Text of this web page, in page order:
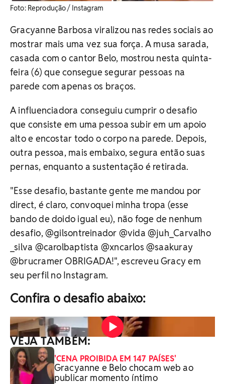
Foto: Reprodução / Instagram
Gracyanne Barbosa viralizou nas redes sociais ao
mostrar mais uma vez sua força. A musa sarada,
casada com o cantor Belo, mostrou nesta quinta-
feira (6) que consegue segurar pessoas na
parede com apenas os braços.
A influenciadora conseguiu cumprir o desafio
que consiste em uma pessoa subir em um apoio
alto e encostar todo o corpo na parede. Depois,
outra pessoa, mais embaixo, segura então suas
pernas, enquanto a sustentação é retirada.
"Esse desafio, bastante gente me mandou por
direct, é claro, convoquei minha tropa (esse
bando de doido igual eu), não foge de nenhum
desafio, @gilsontreinador @vida @juh_Carvalho
_silva @carolbaptista @xncarlos @saakuray
@brucramer OBRIGADA!", escreveu Gracy em
seu perfil no Instagram.
Confira o desafio abaixo:
Reprodução / Instagram
VEJA TAMBÉM:
'CENA PROIBIDA EM 147 PAÍSES'
Gracyanne e Belo chocam web ao
publicar momento íntimo